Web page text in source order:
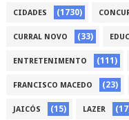
CIDADES (1730)
CURRAL NOVO (33)
ENTRETENIMENTO (111)
FRANCISCO MACEDO (23)
JAICÓS (15) LAZER